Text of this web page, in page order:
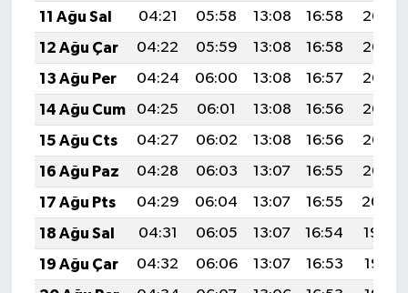
11 Ağu Sal
04:21 05:58 13:08 16:58
20:08
12 Ağu Çar
04:22 05:59 13:08 16:58
20:07
13 Ağu Per
04:24 06:00 13:08 16:57
20:06
14 Ağu Cum
04:25 06:01 13:08 16:56
20:05
15 Ağu Cts
04:27 06:02 13:08 16:56
20:03
16 Ağu Paz
04:28 06:03 13:07 16:55
20:02
17 Ağu Pts
04:29 06:04 13:07 16:55
20:00
18 Ağu Sal
04:31 06:05 13:07 16:54
19:59
19 Ağu Çar
04:32 06:06 13:07 16:53
19:58